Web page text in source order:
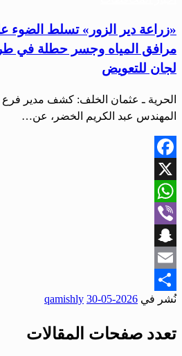
«زراعة دير الزور» تسلط الضوء
مرافق المياه وجسر حطلة في
لجان للتعويض
الحرية ـ عثمان الخلف: كشف مدير فرع
المهندس عبد الكريم الخضر، عن…
Facebook
X
WhatsApp
Viber
Snapchat
Email
Share
نُشر في 2026-05-30
qamishly
تعدد صفحات المقالات